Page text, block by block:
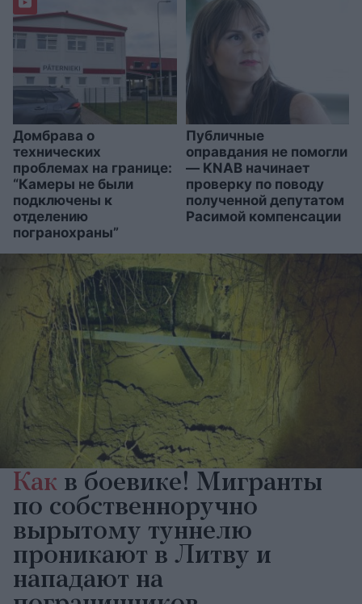
Домбрава о
технических
проблемах на границе:
“Камеры не были
подключены к
отделению
погранохраны”
Публичные
оправдания не помогли
— KNAB начинает
проверку по поводу
полученной депутатом
Расимой компенсации
Как в боевике! Мигранты
по собственноручно
вырытому туннелю
проникают в Литву и
нападают на